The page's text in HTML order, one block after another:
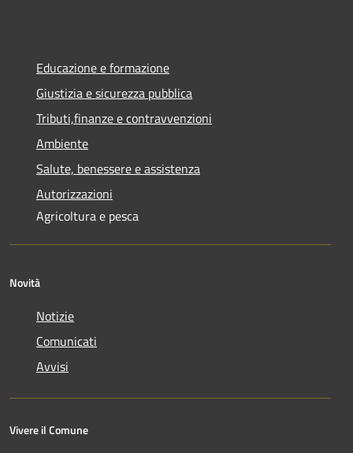
Educazione e formazione
Giustizia e sicurezza pubblica
Tributi,finanze e contravvenzioni
Ambiente
Salute, benessere e assistenza
Autorizzazioni
Agricoltura e pesca
Novità
Notizie
Comunicati
Avvisi
Vivere il Comune